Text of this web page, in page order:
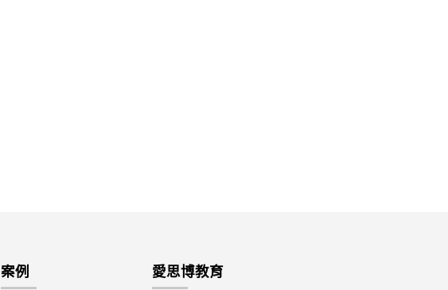
案例 愛思博教育